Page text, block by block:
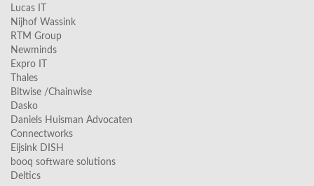
Lucas IT
Nijhof Wassink
RTM Group
Newminds
Expro IT
Thales
Bitwise /Chainwise
Dasko
Daniels Huisman Advocaten
Connectworks
Eijsink DISH
booq software solutions
Deltics